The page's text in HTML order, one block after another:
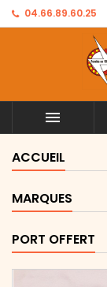
04.66.89.60.25

ACCUEIL
MARQUES
PORT OFFERT